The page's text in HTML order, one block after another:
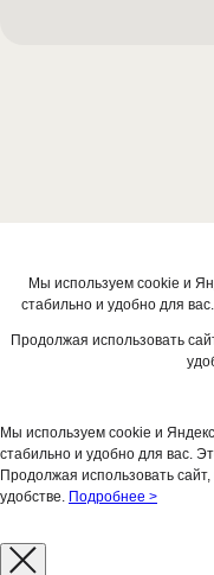
Мы используем cookie и
стабильно и удобно для
Продолжая использовать
Мы используем cookie и
стабильно и удобно для вас.
Продолжая использовать
удобстве. Подробнее >